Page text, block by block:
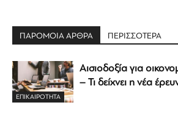
ΠΑΡΟΜΟΙΑ ΑΡΘΡΑ ΠΕΡΙΣΣΟΤΕΡΑ
ΕΠΙΚΑΙΡΟΤΗΤΑ
Αισιοδοξία για
– Τι δείχνει η νέα